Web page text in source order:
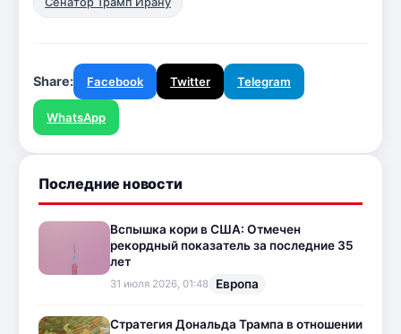
Share: Facebook Twitter Telegram
WhatsApp
Последние новости
Вспышка кори в США: Отмечен
рекордный показатель за последние 35
лет
31 июля 2026, 01:48 Европа
Стратегия Дональда Трампа в отношении